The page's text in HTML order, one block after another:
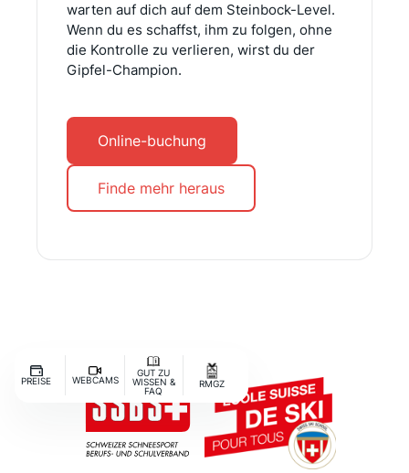
warten auf dich auf dem Steinbock-Level.
Wenn du es schaffst, ihm zu folgen, ohne
die Kontrolle zu verlieren, wirst du der
Gipfel-Champion.
Online-buchung
Finde mehr heraus
PREISE WEBCAMS
GUT ZU
WISSEN &
FAQ
RMGZ